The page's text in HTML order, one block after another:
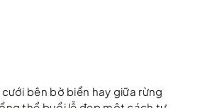
bên bờ biển hay giữa rừng